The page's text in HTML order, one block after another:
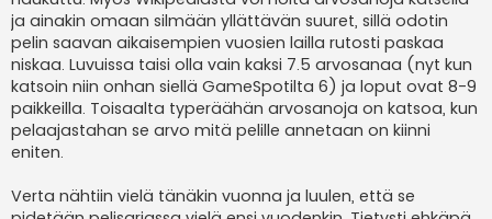
ja ainakin omaan silmään yllättävän suuret, sillä odotin
pelin saavan aikaisempien vuosien lailla rutosti paskaa
niskaa. Luvuissa taisi olla vain kaksi 7.5 arvosanaa (nyt kun
katsoin niin onhan siellä GameSpotilta 6) ja loput ovat 8-9
paikkeilla. Toisaalta typeräähän arvosanoja on katsoa, kun
pelaajastahan se arvo mitä pelille annetaan on kiinni
eniten.
Verta nähtiin vielä tänäkin vuonna ja luulen, että se